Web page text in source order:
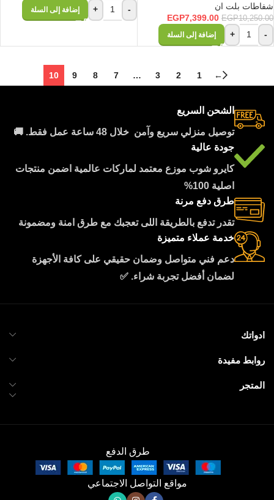
شفاطات بلت ان
EGP10,250.00
EGP7,399.00
-
+ إضافة إلى السلة
-
+ إضافة إلى السلة
←
1
2
3
…
7
8
9
10
الشحن السريع
توصيل منزلي سريع وآمن خلال 48 ساعة عمل فقط. 🚚
جودة عالية
كايرو شوب موزع معتمد لماركات عالمية اضمن منتجات
اصلية 100%
طرق دفع مرنة
تقدر تدفع بالطريقة اللى تعجبك مع طرق امنة ومضمونة
خدمة عملاء متميزة
دعم فني متواصل وضمان حقيقي على كافة الأجهزة
لضمان أفضل تجربة شراء. ✅
ادواتك
روابط مفيدة
المتجر
طرق الدفع
مواقع التواصل الاجتماعي